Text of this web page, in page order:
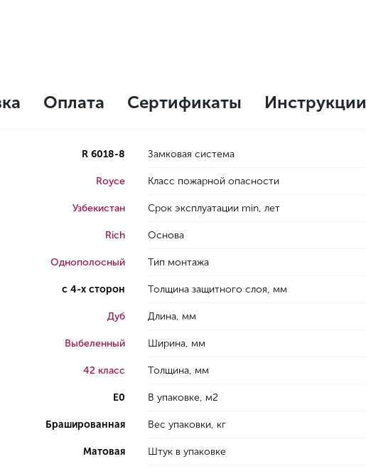
Оплата Сертификаты Инструкции
R 6018-8
Royce
Узбекистан
Rich
Однополосный
с 4-х сторон
Дуб
Выбеленный
42 класс
E0
Брашированная
Матовая
Замковая система
Класс пожарной опасности
Срок эксплуатации min, лет
Основа
Тип монтажа
Толщина защитного слоя, мм
Длина, мм
Ширина, мм
Толщина, мм
В упаковке, м2
Вес упаковки, кг
Штук в упаковке